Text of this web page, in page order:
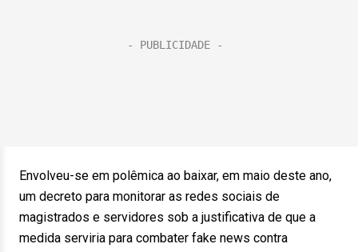
Envolveu-se em polêmica ao baixar, em maio deste ano,
um decreto para monitorar as redes sociais de
magistrados e servidores sob a justificativa de que a
medida serviria para combater fake news contra